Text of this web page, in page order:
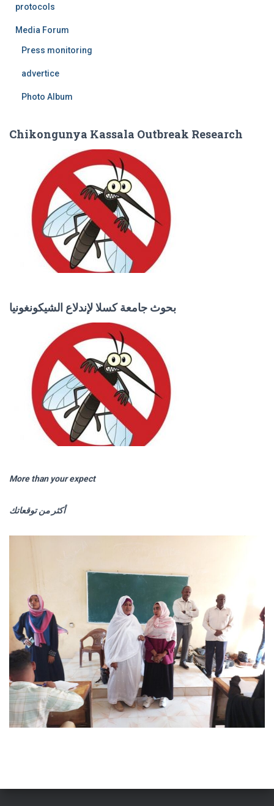
protocols
Media Forum
Press monitoring
advertice
Photo Album
Chikongunya Kassala Outbreak Research
بحوث جامعة كسلا لإندلاع الشيكونغونيا
More than your expect
أكثر من توقعاتك